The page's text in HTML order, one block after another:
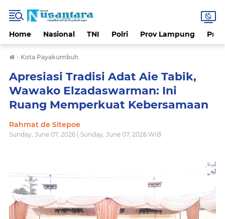
Home Nasional TNI Polri Prov Lampung
› Kota Payakumbuh
Apresiasi Tradisi Adat Aie Tabik,
Wawako Elzadaswarman: Ini
Ruang Memperkuat Kebersamaan
Rahmat de Sitepoe
Sunday, June 07, 2026 | Sunday, June 07, 2026 WIB